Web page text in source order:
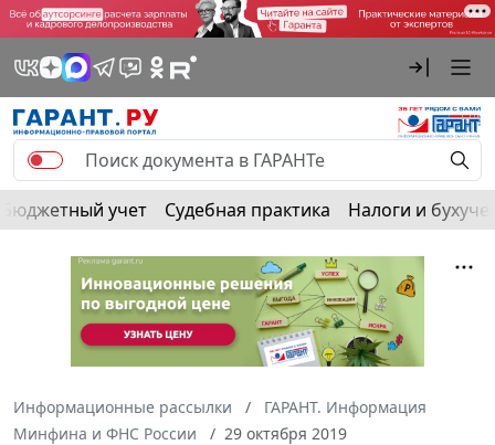
Бюджетный учет Судебная практика Налоги и
Информационные рассылки
ГАРАНТ. Информация
Минфина и ФНС России
29 октября 2019